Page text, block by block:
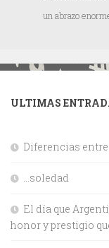
un abrazo
ULTIMAS
Diferencias
…soledad
El día que
honor y prestigio